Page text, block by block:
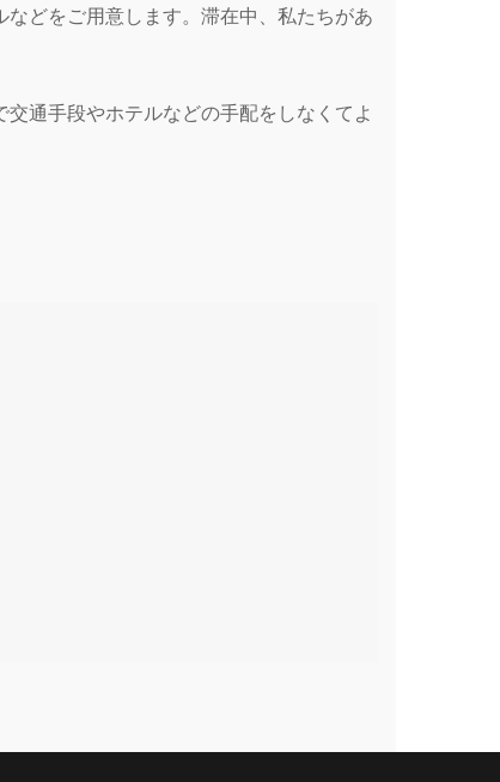
どをご用意します。滞在中、私たちがあ
通手段やホテルなどの手配をしなくてよ